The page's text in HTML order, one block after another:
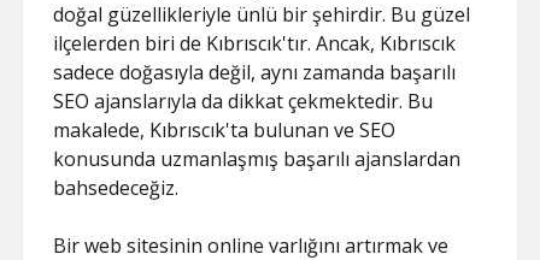
doğal güzellikleriyle ünlü bir şehirdir. Bu güzel
ilçelerden biri de Kıbrıscık'tır. Ancak, Kıbrıscık
sadece doğasıyla değil, aynı zamanda başarılı
SEO ajanslarıyla da dikkat çekmektedir. Bu
makalede, Kıbrıscık'ta bulunan ve SEO
konusunda uzmanlaşmış başarılı ajanslardan
bahsedeceğiz.
Bir web sitesinin online varlığını artırmak ve